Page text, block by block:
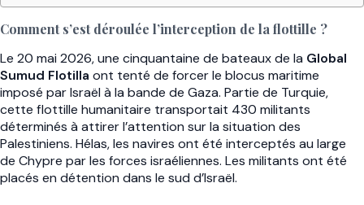
Comment s’est déroulée l’interception de la flottille ?
Le 20 mai 2026, une cinquantaine de bateaux de la Global
Sumud Flotilla ont tenté de forcer le blocus maritime
imposé par Israël à la bande de Gaza. Partie de Turquie,
cette flottille humanitaire transportait 430 militants
déterminés à attirer l’attention sur la situation des
Palestiniens. Hélas, les navires ont été interceptés au large
de Chypre par les forces israéliennes. Les militants ont été
placés en détention dans le sud d’Israël.